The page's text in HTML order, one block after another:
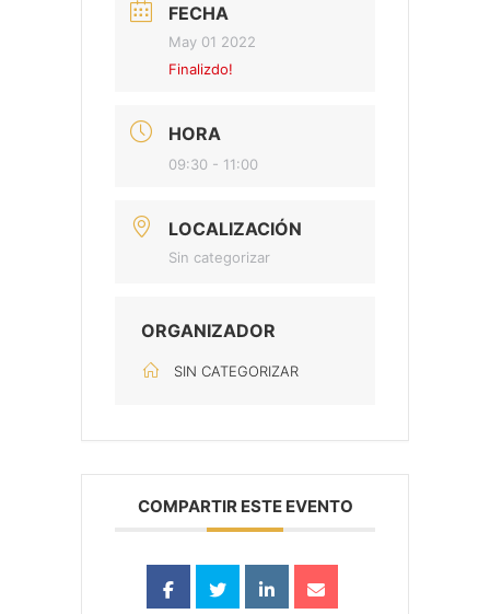
FECHA
May 01 2022
Finalizdo!
HORA
09:30 - 11:00
LOCALIZACIÓN
Sin categorizar
ORGANIZADOR
SIN CATEGORIZAR
COMPARTIR ESTE EVENTO